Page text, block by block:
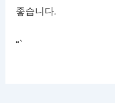
좋습니다.
“`